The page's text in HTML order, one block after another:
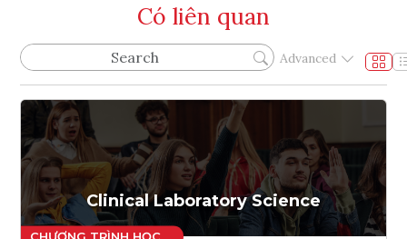
Có liên quan
Advanced
Clinical Laboratory Science